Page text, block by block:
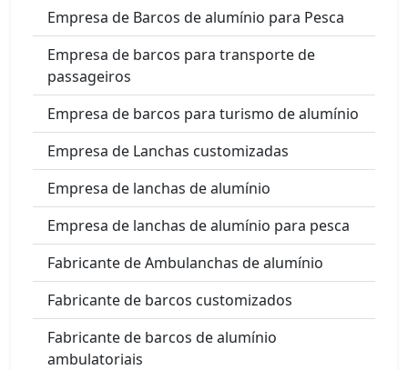
Empresa de Barcos de alumínio para Pesca
Empresa de barcos para transporte de
passageiros
Empresa de barcos para turismo de alumínio
Empresa de Lanchas customizadas
Empresa de lanchas de alumínio
Empresa de lanchas de alumínio para pesca
Fabricante de Ambulanchas de alumínio
Fabricante de barcos customizados
Fabricante de barcos de alumínio
ambulatoriais